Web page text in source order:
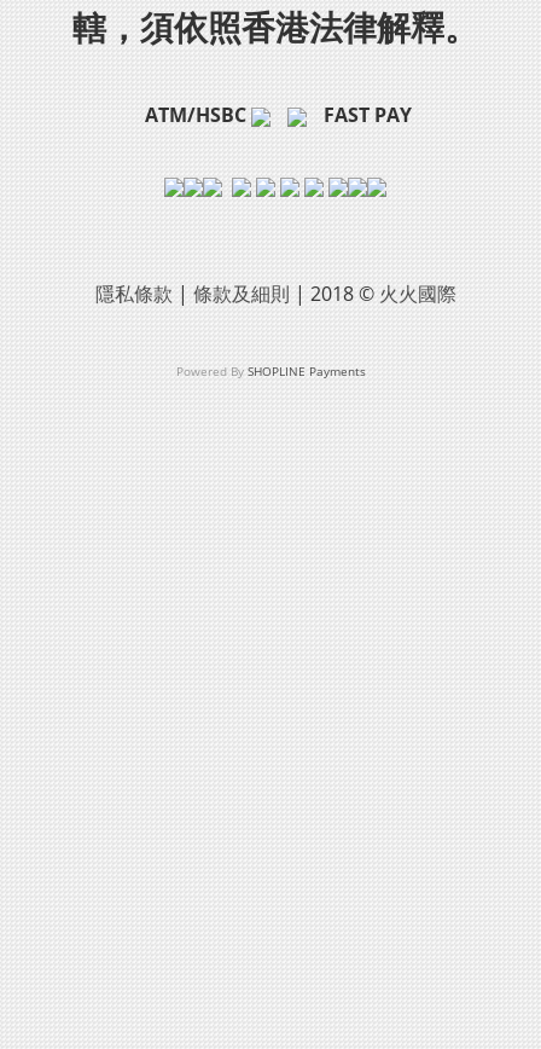
轄，須依照香港法律解釋。
ATM/HSBC FAST PAY
隱私條款 | 條款及細則 | 2018 © 火火國際
Powered By SHOPLINE Payments